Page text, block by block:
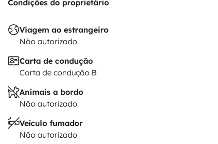
Condições do proprietário
Viagem ao estrangeiro
Não autorizado
Carta de condução
Carta de condução B
Animais a bordo
Não autorizado
Veículo fumador
Não autorizado